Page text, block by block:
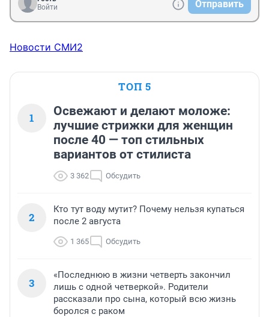
Войти
Отправить
Новости СМИ2
ТОП 5
1
Освежают и делают моложе:
лучшие стрижки для женщин
после 40 — топ стильных
вариантов от стилиста
3 362 Обсудить
2
Кто тут воду мутит? Почему нельзя купаться
после 2 августа
1 365 Обсудить
3
«Последнюю в жизни четверть закончил
лишь с одной четверкой». Родители
рассказали про сына, который всю жизнь
боролся с раком